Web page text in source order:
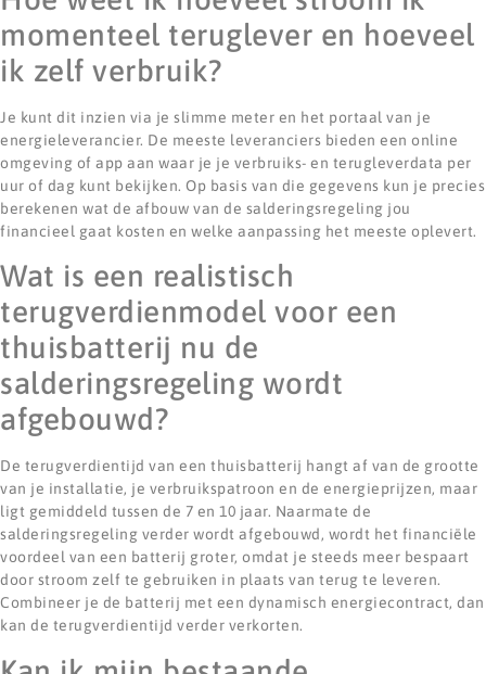
momenteel teruglever en hoeveel
ik zelf verbruik?
Je kunt dit inzien via je slimme meter en het portaal van je
energieleverancier. De meeste leveranciers bieden een online
omgeving of app aan waar je je verbruiks- en terugleverdata per
uur of dag kunt bekijken. Op basis van die gegevens kun je precies
berekenen wat de afbouw van de salderingsregeling jou
financieel gaat kosten en welke aanpassing het meeste oplevert.
Wat is een realistisch
terugverdienmodel voor een
thuisbatterij nu de
salderingsregeling wordt
afgebouwd?
De terugverdientijd van een thuisbatterij hangt af van de grootte
van je installatie, je verbruikspatroon en de energieprijzen, maar
ligt gemiddeld tussen de 7 en 10 jaar. Naarmate de
salderingsregeling verder wordt afgebouwd, wordt het financiële
voordeel van een batterij groter, omdat je steeds meer bespaart
door stroom zelf te gebruiken in plaats van terug te leveren.
Combineer je de batterij met een dynamisch energiecontract, dan
kan de terugverdientijd verder verkorten.